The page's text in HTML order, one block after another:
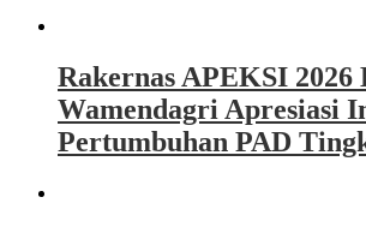
Rakernas APEKSI 2026
Wamendagri Apresiasi
Pertumbuhan PAD